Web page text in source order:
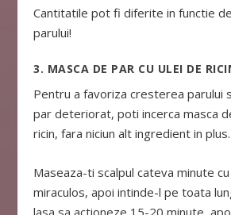
Cantitatile pot fi diferite in functie
parului!
3. MASCA DE PAR CU ULEI DE
Pentru a favoriza cresterea parului
par deteriorat, poti incerca masca
ricin, fara niciun alt ingredient in plus.
Maseaza-ti scalpul cateva minute
miraculos, apoi intinde-l pe toata
lasa sa actioneze 15-20 minute,